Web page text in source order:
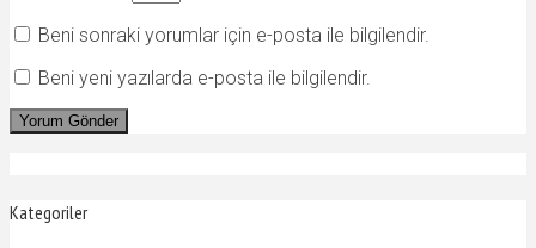
Beni sonraki yorumlar için e-posta ile bilgilendir.
Beni yeni yazılarda e-posta ile bilgilendir.
Kategoriler